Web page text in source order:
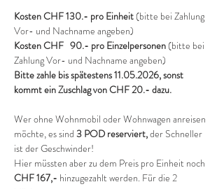
Kosten CHF 130.- pro Einheit (bitte bei Zahlung
Vor- und Nachname angeben)
Kosten CHF   90.- pro Einzelpersonen (bitte bei
Zahlung Vor- und Nachname angeben)
Bitte zahle bis spätestens 11.05.2026, sonst
kommt ein Zuschlag von CHF 20.- dazu.
Wer ohne Wohnmobil oder Wohnwagen anreisen
möchte, es sind 3 POD reserviert, der Schneller
ist der Geschwinder!
Hier müssten aber zu dem Preis pro Einheit noch
CHF 167,- hinzugezahlt werden. Für die 2